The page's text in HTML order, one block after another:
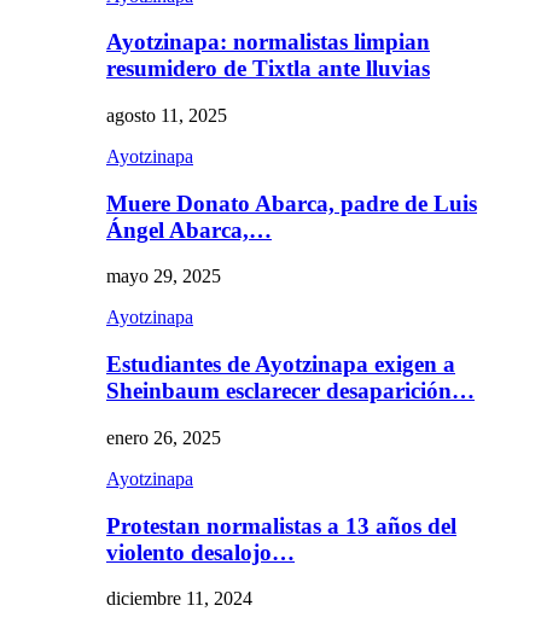
Ayotzinapa: normalistas limpian
resumidero de Tixtla ante lluvias
agosto 11, 2025
Ayotzinapa
Muere Donato Abarca, padre de Luis
Ángel Abarca,…
mayo 29, 2025
Ayotzinapa
Estudiantes de Ayotzinapa exigen a
Sheinbaum esclarecer desaparición…
enero 26, 2025
Ayotzinapa
Protestan normalistas a 13 años del
violento desalojo…
diciembre 11, 2024